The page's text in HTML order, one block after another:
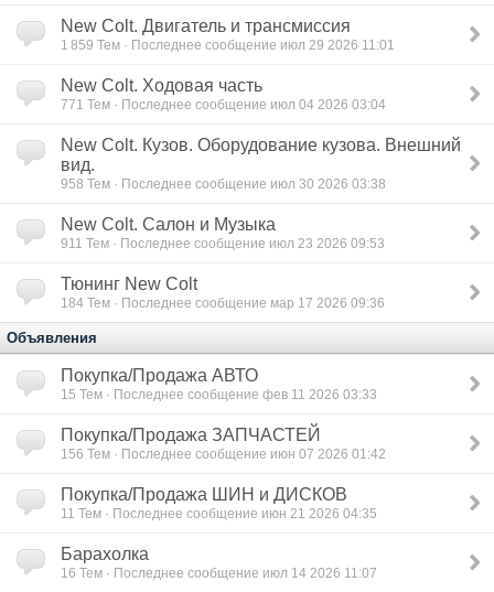
New Colt. Двигатель и трансмиссия
1 859 Тем · Последнее сообщение июл 29 2026 11:01
New Colt. Ходовая часть
771 Тем · Последнее сообщение июл 04 2026 03:04
New Colt. Кузов. Оборудование кузова. Внешний
вид.
958 Тем · Последнее сообщение июл 30 2026 03:38
New Colt. Салон и Музыка
911 Тем · Последнее сообщение июл 23 2026 09:53
Тюнинг New Colt
184 Тем · Последнее сообщение мар 17 2026 09:36
Объявления
Покупка/Продажа АВТО
15 Тем · Последнее сообщение фев 11 2026 03:33
Покупка/Продажа ЗАПЧАСТЕЙ
156 Тем · Последнее сообщение июн 07 2026 01:42
Покупка/Продажа ШИН и ДИСКОВ
11 Тем · Последнее сообщение июн 21 2026 04:35
Барахолка
16 Тем · Последнее сообщение июл 14 2026 11:07